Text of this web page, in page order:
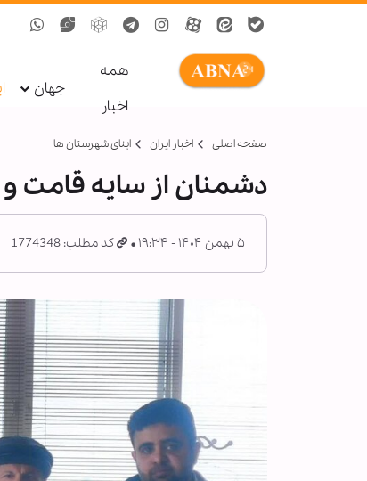
همه
اخبار
جهان
صفحه اصلی اخبار ایران ابنای شهرستان ها
دشمنان از سایه قامت
۵ بهمن ۱۴۰۴ - ۱۹:۳۴ کد مطلب: 1774348